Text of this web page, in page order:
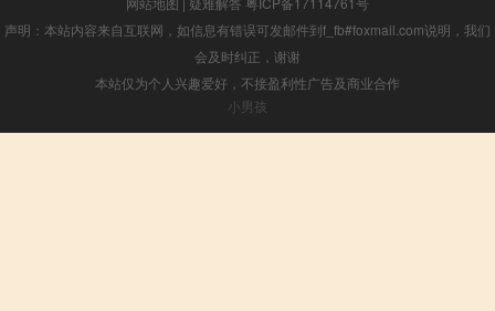
声明：本站内容来自互联网，如信息有错误可发邮件到f_fb#foxmail.com说明，我们
会及时纠正，谢谢
本站仅为个人兴趣爱好，不接盈利性广告及商业合作
小男孩